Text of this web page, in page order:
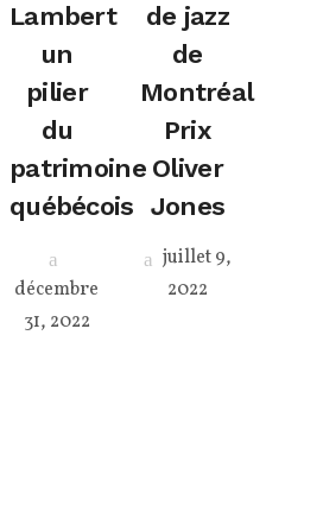
Lambert
un
pilier
du
patrimoine
québécois
décembre
31, 2022
de jazz
de
Montréal
Prix
Oliver
Jones
juillet 9,
2022